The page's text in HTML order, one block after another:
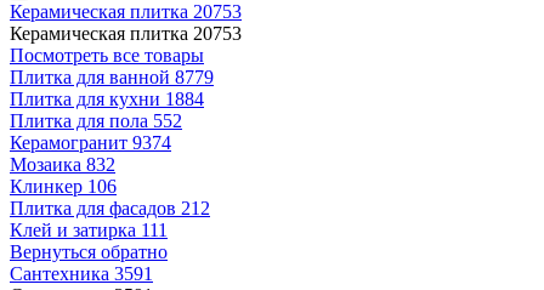
Керамическая плитка 20753
Керамическая плитка 20753
Посмотреть все товары
Плитка для ванной 8779
Плитка для кухни 1884
Плитка для пола 552
Керамогранит 9374
Мозаика 832
Клинкер 106
Плитка для фасадов 212
Клей и затирка 111
Вернуться обратно
Сантехника 3591